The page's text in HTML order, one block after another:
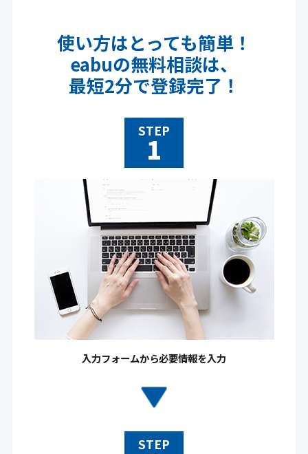
使い方はとっても簡単！
eabuの無料相談は、
最短2分で登録完了！
STEP
入力フォームから必要情報を入力
STEP